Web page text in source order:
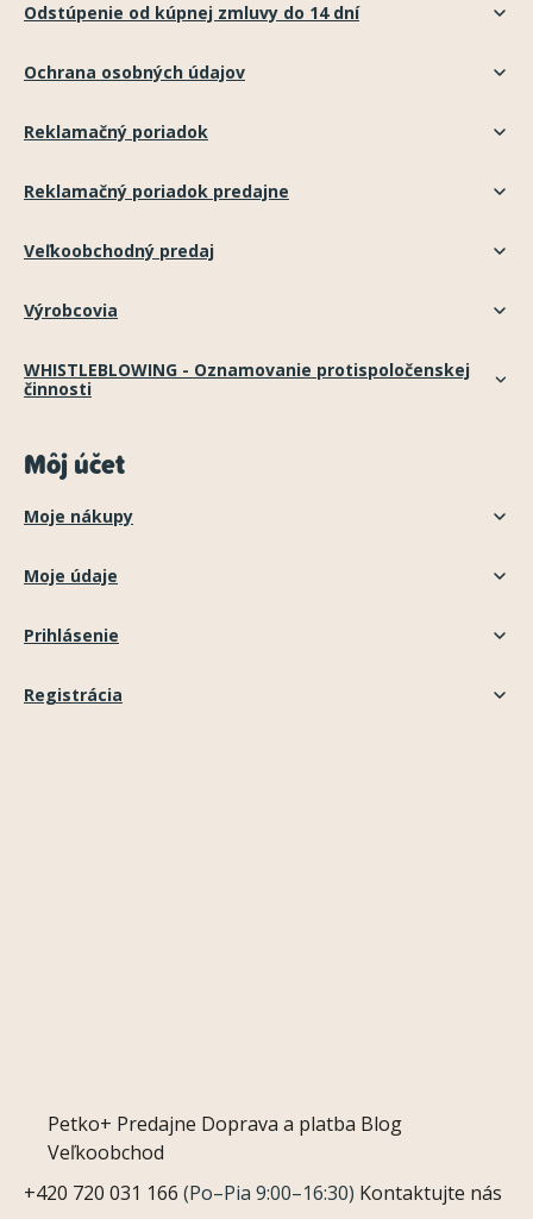
Odstúpenie od kúpnej zmluvy do 14 dní
Ochrana osobných údajov
Reklamačný poriadok
Reklamačný poriadok predajne
Veľkoobchodný predaj
Výrobcovia
WHISTLEBLOWING - Oznamovanie protispoločenskej
činnosti
Môj účet
Moje nákupy
Moje údaje
Prihlásenie
Registrácia
Petko+ Predajne Doprava a platba Blog
Veľkoobchod
+420 720 031 166 (Po–Pia 9:00–16:30) Kontaktujte nás